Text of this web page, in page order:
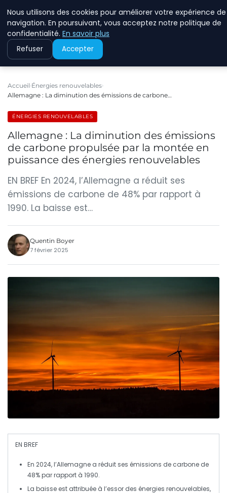
Accueil Énergies renouvelables
Allemagne : La diminution des émissions de carbone…
ÉNERGIES RENOUVELABLES
Allemagne : La diminution des émissions
de carbone propulsée par la montée en
puissance des énergies renouvelables
EN BREF En 2024, l’Allemagne a réduit ses
émissions de carbone de 48% par rapport à
1990. La baisse est…
Quentin Boyer
7 février 2025
EN BREF
En 2024, l’Allemagne a réduit ses émissions de carbone de
48%par rapport à 1990.
La baisse est attribuée à l’essor des énergies renouvelables,
Nous utilisons des cookies pour améliorer votre expérience de
navigation. En poursuivant, vous acceptez notre politique de
confidentialité. En savoir plus
Refuser Accepter